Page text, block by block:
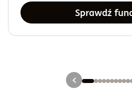
Sprawdź